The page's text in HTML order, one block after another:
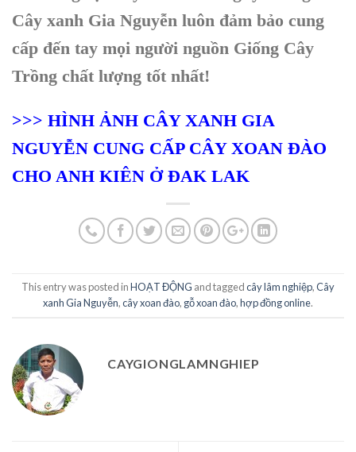
Cây xanh Gia Nguyễn luôn đảm bảo cung
cấp đến tay mọi người nguồn Giống Cây
Trồng chất lượng tốt nhất!
>>> HÌNH ẢNH CÂY XANH GIA
NGUYỄN CUNG CẤP CÂY XOAN ĐÀO
CHO ANH KIÊN Ở ĐAK LAK
This entry was posted inHOẠT ĐỘNG and taggedcây lâm nghiệp,Cây
xanh Gia Nguyễn,cây xoan đào, gỗ xoan đào,hợp đồng online.
CAYGIONGLAMNGHIEP